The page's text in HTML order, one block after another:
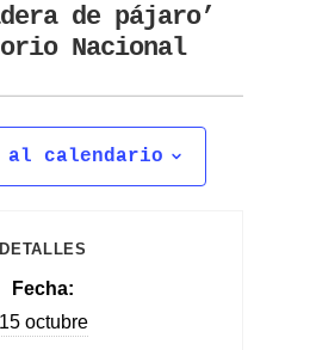
de pájaro’
Nacional
al calendario
DETALLES
Fecha:
15 octubre